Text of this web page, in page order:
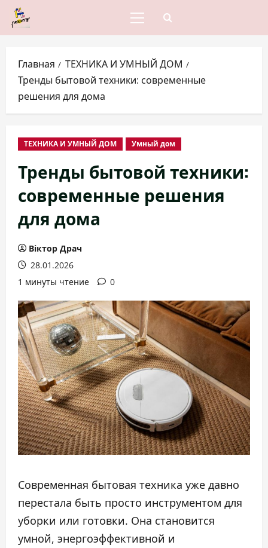
Перейти
содержимому
Основное
меню
Главная
ТЕХНИКА И УМНЫЙ ДОМ
Тренды бытовой техники: современные
решения для дома
ТЕХНИКА И УМНЫЙ ДОМ Умный дом
Тренды бытовой техники:
современные решения
для дома
Віктор Драч
28.01.2026
1 минуты чтение
0
Современная бытовая техника уже давно
перестала быть просто инструментом для
уборки или готовки. Она становится
умной, энергоэффективной и